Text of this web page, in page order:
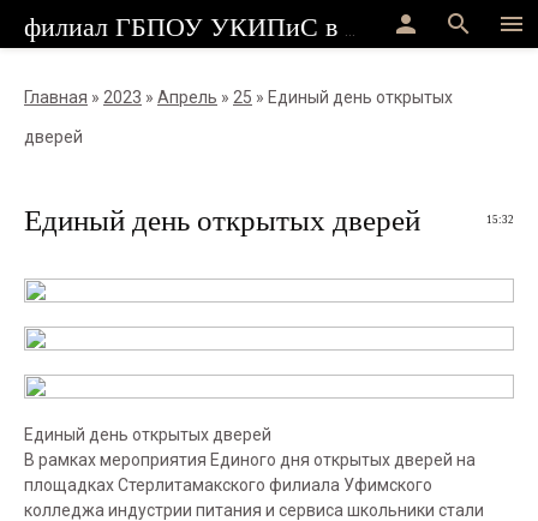
menu
search
person
Главная » 2023 » Апрель » 25 » Единый день открытых
дверей
15:32
Единый день открытых дверей
Единый день открытых дверей
В рамках мероприятия Единого дня открытых дверей на
площадках Стерлитамакского филиала Уфимского
колледжа индустрии питания и сервиса школьники стали